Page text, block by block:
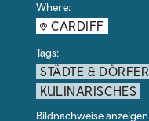
Where:
CARDIFF
Tags:
STÄDTE & DÖRFER
KULINARISCHES
Bildnachweise anzeigen